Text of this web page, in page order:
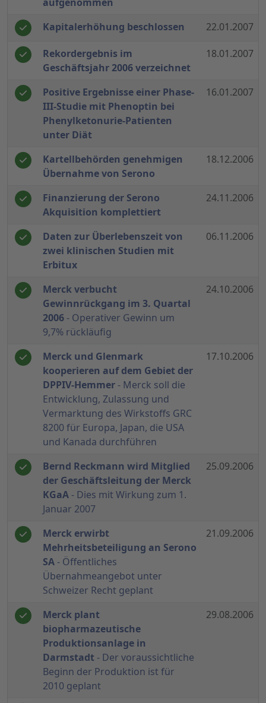
Kapitalerhöhung beschlossen
22.01.2007
Rekordergebnis im
Geschäftsjahr 2006 verzeichnet
18.01.2007
Positive Ergebnisse einer Phase-
III-Studie mit Phenoptin bei
Phenylketonurie-Patienten
unter Diät
16.01.2007
Kartellbehörden genehmigen
Übernahme von Serono
18.12.2006
Finanzierung der Serono
Akquisition komplettiert
24.11.2006
Daten zur Überlebenszeit von
zwei klinischen Studien mit
Erbitux
06.11.2006
Merck verbucht
Gewinnrückgang im 3. Quartal
2006 - Operativer Gewinn um
9,7% rückläufig
24.10.2006
Merck und Glenmark
kooperieren auf dem Gebiet der
DPPIV-Hemmer- Merck soll die
Entwicklung, Zulassung und
Vermarktung des Wirkstoffs GRC
8200 für Europa, Japan, die USA
und Kanada durchführen
17.10.2006
Bernd Reckmann wird Mitglied
der Geschäftsleitung der Merck
KGaA - Dies mit Wirkung zum 1.
Januar 2007
25.09.2006
Merck erwirbt
Mehrheitsbeteiligung an Serono
SA- Öffentliches
Übernahmeangebot unter
Schweizer Recht geplant
21.09.2006
Merck plant
biopharmazeutische
Produktionsanlage in
Darmstadt - Der voraussichtliche
Beginn der Produktion ist für
2010 geplant
29.08.2006